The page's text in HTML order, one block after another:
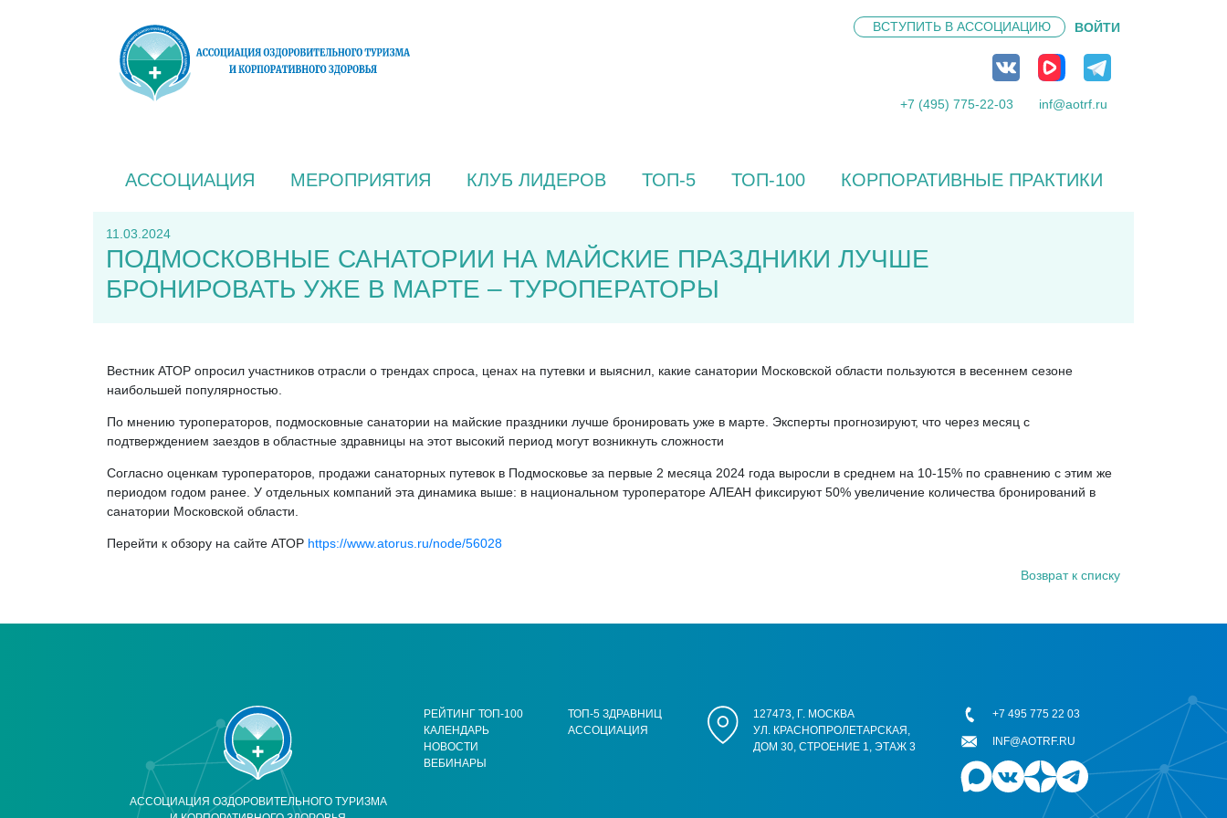
ВСТУПИТЬ В АССОЦИАЦИЮ ВОЙТИ
+7 (495) 775-22-03 inf@aotrf.ru
АССОЦИАЦИЯ МЕРОПРИЯТИЯ КЛУБ ЛИДЕРОВ ТОП-5 ТОП-100 КОРПОРАТИВНЫЕ ПРАКТИКИ
11.03.2024
ПОДМОСКОВНЫЕ САНАТОРИИ НА МАЙСКИЕ ПРАЗДНИКИ ЛУЧШЕ
БРОНИРОВАТЬ УЖЕ В МАРТЕ – ТУРОПЕРАТОРЫ
Вестник АТОР опросил участников отрасли о трендах спроса, ценах на путевки и выяснил, какие санатории Московской области пользуются в весеннем сезоне
наибольшей популярностью.
По мнению туроператоров, подмосковные санатории на майские праздники лучше бронировать уже в марте. Эксперты прогнозируют, что через месяц с
подтверждением заездов в областные здравницы на этот высокий период могут возникнуть сложности
Согласно оценкам туроператоров, продажи санаторных путевок в Подмосковье за первые 2 месяца 2024 года выросли в среднем на 10-15% по сравнению с этим же
периодом годом ранее. У отдельных компаний эта динамика выше: в национальном туроператоре АЛЕАН фиксируют 50% увеличение количества бронирований в
санатории Московской области.
Перейти к обзору на сайте АТОР https://www.atorus.ru/node/56028
Возврат к списку
АССОЦИАЦИЯ ОЗДОРОВИТЕЛЬНОГО ТУРИЗМА
РЕЙТИНГ ТОП-100
КАЛЕНДАРЬ
НОВОСТИ
ВЕБИНАРЫ
ТОП-5 ЗДРАВНИЦ
АССОЦИАЦИЯ
127473, Г. МОСКВА
УЛ. КРАСНОПРОЛЕТАРСКАЯ,
ДОМ 30, СТРОЕНИЕ 1, ЭТАЖ 3
+7 495 775 22 03
INF@AOTRF.RU